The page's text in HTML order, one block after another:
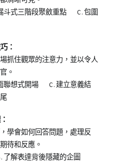
式三階段聚斂重點 C.包圍
：
抓住觀眾的注意力，並以令人
。
想式開場 C.建立意義結
學會如何回答問題，處理反
待和反應。
解表達背後隱藏的企圖